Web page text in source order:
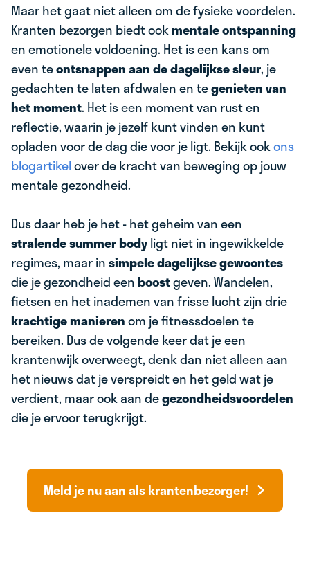
Maar het gaat niet alleen om de fysieke voordelen.
Kranten bezorgen biedt ookmentale ontspanning
en emotionele voldoening. Het is een kans om
even teontsnappen aan de dagelijkse sleur, je
gedachten te laten afdwalen en tegenieten van
het moment. Het is een moment van rust en
reflectie, waarin je jezelf kunt vinden en kunt
opladen voor de dag die voor je ligt. Bekijk ookons
blogartikelover de kracht van beweging op jouw
mentale gezondheid.
Dus daar heb je het - het geheim van een
stralende summer bodyligt niet in ingewikkelde
regimes, maar insimpele dagelijkse gewoontes
die je gezondheid eenboostgeven. Wandelen,
fietsen en het inademen van frisse lucht zijn drie
krachtige manierenom je fitnessdoelen te
bereiken. Dus de volgende keer dat je een
krantenwijk overweegt, denk dan niet alleen aan
het nieuws dat je verspreidt en het geld wat je
verdient, maar ook aan degezondheidsvoordelen
die je ervoor terugkrijgt.
Meld je nu aan als krantenbezorger!